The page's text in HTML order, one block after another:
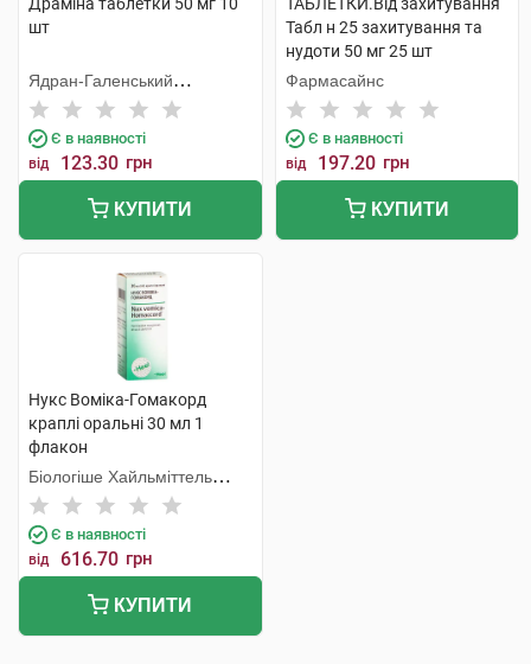
шт
Ядран-Галенський
Лабораторій
Є в наявності
від 123.30 грн
КУПИТИ
Табл н 25 захитування та
нудоти 50 мг 25 шт
Фармасайнс
Є в наявності
від 197.20 грн
КУПИТИ
Нукс Воміка-Гомакорд
краплі оральні 30 мл 1
флакон
Біологіше Хайльміттель
Хеель
Є в наявності
від 616.70 грн
КУПИТИ